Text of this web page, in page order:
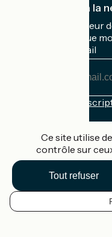
FR
Je m'abonne à la
Recevez le meilleur
boîte mail chaque
Mon adresse mail
Conditions
Accueil Vélo Pro
Contact
Mentions légales
Ce site utilise
contrôle sur
Tout refuser